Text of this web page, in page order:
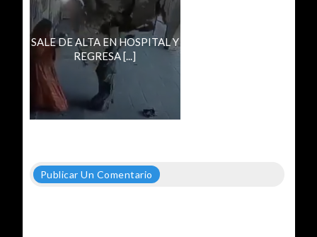
SALE DE ALTA EN HOSPITAL Y
REGRESA [...]
Publicar Un Comentario